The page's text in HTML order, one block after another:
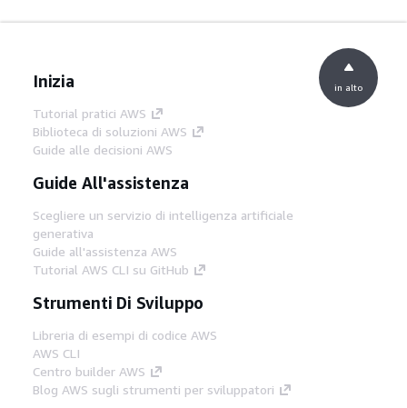
Inizia
Tutorial pratici AWS
Biblioteca di soluzioni AWS
Guide alle decisioni AWS
Guide All'assistenza
Scegliere un servizio di intelligenza artificiale
generativa
Guide all'assistenza AWS
Tutorial AWS CLI su GitHub
Strumenti Di Sviluppo
Libreria di esempi di codice AWS
AWS CLI
Centro builder AWS
Blog AWS sugli strumenti per sviluppatori
in alto